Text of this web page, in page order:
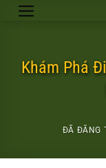
Chuyển
dungKhám Phá
ĐÃ ĐĂNG